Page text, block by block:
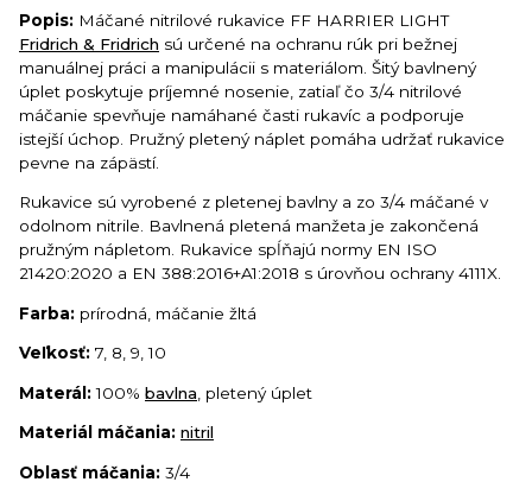
Popis: Máčané nitrilové rukavice FF HARRIER LIGHT
Fridrich & Fridrich sú určené na ochranu rúk pri bežnej
manuálnej práci a manipulácii s materiálom. Šitý bavlnený
úplet poskytuje príjemné nosenie, zatiaľ čo 3/4 nitrilové
máčanie spevňuje namáhané časti rukavíc a podporuje
istejší úchop. Pružný pletený náplet pomáha udržať rukavice
pevne na zápästí.
Rukavice sú vyrobené z pletenej bavlny a zo 3/4 máčané v
odolnom nitrile. Bavlnená pletená manžeta je zakončená
pružným nápletom. Rukavice spĺňajú normy EN ISO
21420:2020 a EN 388:2016+A1:2018 s úrovňou ochrany 4111X.
Farba: prírodná, máčanie žltá
Veľkosť: 7, 8, 9, 10
Materál:100% bavlna , pletený úplet
Materiál máčania: nitril
Oblasť máčania: 3/4